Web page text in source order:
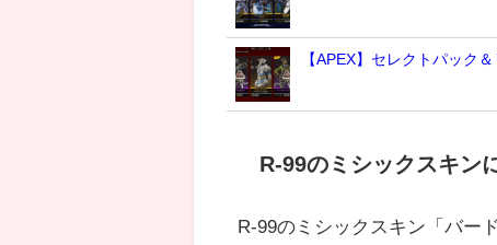
【APEX】セレクトパック
R-99のミシックスキン
R-99のミシックスキン「バー